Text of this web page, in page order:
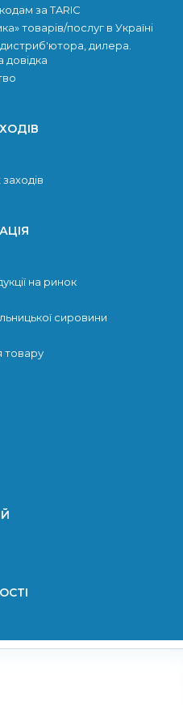
за TARIC
товарів/послуг в Україні
дилера.
на ринок
сировини
товару